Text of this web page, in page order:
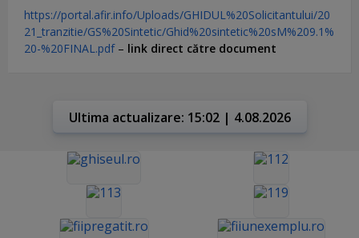
https://portal.afir.info/Uploads/GHIDUL%20Solicitantului/20
21_tranzitie/GS%20Sintetic/Ghid%20sintetic%20sM%209.1%
20-%20FINAL.pdf– link direct către document
Ultima actualizare: 15:02 | 4.08.2026